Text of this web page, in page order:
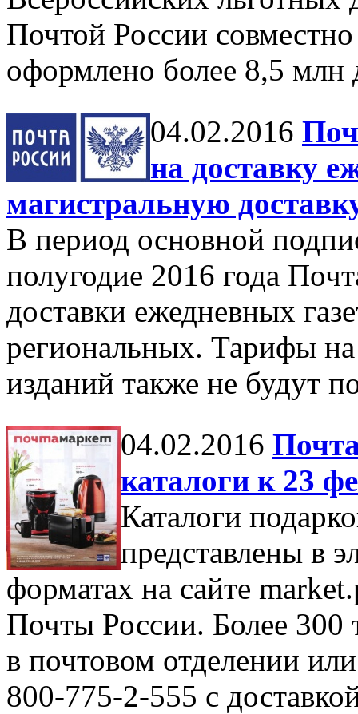
Почтой России
оформлено более 8,5 млн
04.02.2016
на доставку
магистральную
В период основной
полугодие 2016 года
доставки ежедневных
региональных. Тарифы
изданий также не будут
04.02.2016
каталоги к 23
Каталоги
представлены в
форматах на сайте
Почты России. Более 300
в почтовом отделении
800-775-2-555 с